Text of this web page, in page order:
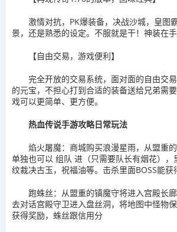
激情对抗，PK爆装备，决战沙城，皇图
景，还是熟悉的设定。不服就是干！神装在手
【自由交易，游戏便利】
完全开放的交易系统，面对面的自由交
的元宝，不担心打到合适的装备送给兄弟需
戏可以更简单、更方便。
热血传说手游攻略日常玩法
焰火屠魔：商城购买浪漫星雨，从盟重
单独也可以 组队 进（只需要队长有烟花），
纹裁决古玉，祝福油等。击杀里面BOSS能获
跑蛛丝：从盟重的镇魔守将进入宫殿长
去对话宫殿守卫进入盘丝洞，将地图中怪物
获得奖励，蛛丝跟信用分